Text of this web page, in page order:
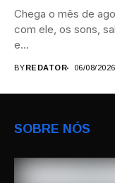
Chega o mês de
com ele, os sons,
e...
BYREDATOR 06/08/2026
SOBRE NÓS